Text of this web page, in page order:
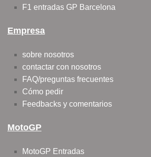
F1 entradas GP Barcelona
Empresa
sobre nosotros
contactar con nosotros
FAQ/preguntas frecuentes
Cómo pedir
Feedbacks y comentarios
MotoGP
MotoGP Entradas